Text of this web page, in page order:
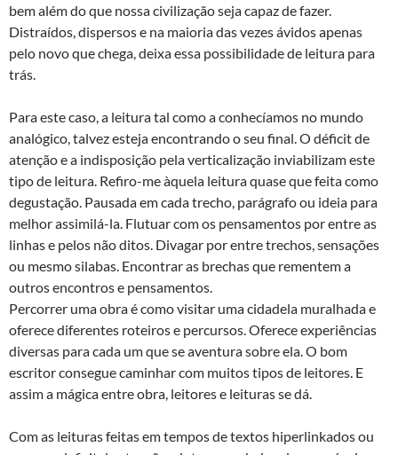
bem além do que nossa civilização seja capaz de fazer.
Distraídos, dispersos e na maioria das vezes ávidos apenas
pelo novo que chega, deixa essa possibilidade de leitura para
trás.
Para este caso, a leitura tal como a conhecíamos no mundo
analógico, talvez esteja encontrando o seu final. O déficit de
atenção e a indisposição pela verticalização inviabilizam este
tipo de leitura. Refiro-me àquela leitura quase que feita como
degustação. Pausada em cada trecho, parágrafo ou ideia para
melhor assimilá-la. Flutuar com os pensamentos por entre as
linhas e pelos não ditos. Divagar por entre trechos, sensações
ou mesmo silabas. Encontrar as brechas que rementem a
outros encontros e pensamentos.
Percorrer uma obra é como visitar uma cidadela muralhada e
oferece diferentes roteiros e percursos. Oferece experiências
diversas para cada um que se aventura sobre ela. O bom
escritor consegue caminhar com muitos tipos de leitores. E
assim a mágica entre obra, leitores e leituras se dá.
Com as leituras feitas em tempos de textos hiperlinkados ou